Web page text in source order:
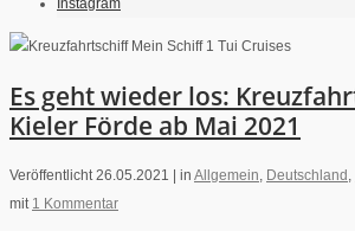
Instagram
Es geht wieder los:
Kieler Förde ab Mai 2021
Veröffentlicht 26.05.2021 | in Allgemein, Deutschland ,
mit 1 Kommentar